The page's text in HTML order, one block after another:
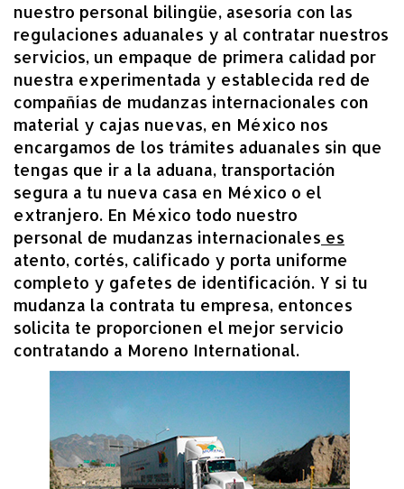
nuestro personal bilingüe, asesoría con las
regulaciones aduanales y al contratar nuestros
servicios, un empaque de primera calidad por
nuestra experimentada y establecida red de
compañías de mudanzas internacionales con
material y cajas nuevas, en México nos
encargamos de los trámites aduanales sin que
tengas que ir a la aduana, transportación
segura a tu nueva casa en México o el
extranjero. En México todo nuestro
personal de mudanzas internacionales es
atento, cortés, calificado y porta uniforme
completo y gafetes de identificación. Y si tu
mudanza la contrata tu empresa, entonces
solicita te proporcionen el mejor servicio
contratando a Moreno International.